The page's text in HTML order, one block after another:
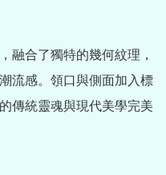
融合了獨特的幾何紋理，
流感。領口與側面加入標
傳統靈魂與現代美學完美